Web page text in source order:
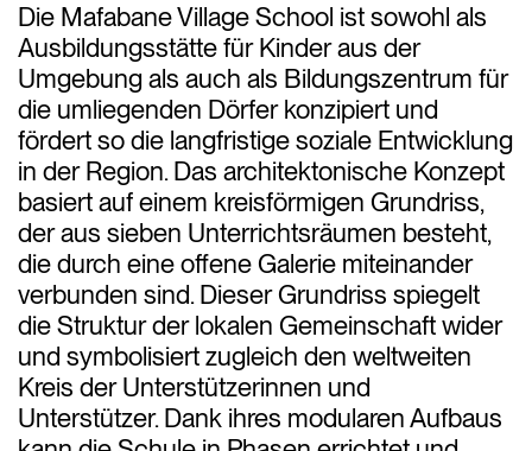
Die Mafabane Village School ist sowohl als
Ausbildungsstätte für Kinder aus der
Umgebung als auch als Bildungszentrum für
die umliegenden Dörfer konzipiert und
fördert so die langfristige soziale Entwicklung
in der Region. Das architektonische Konzept
basiert auf einem kreisförmigen Grundriss,
der aus sieben Unterrichtsräumen besteht,
die durch eine offene Galerie miteinander
verbunden sind. Dieser Grundriss spiegelt
die Struktur der lokalen Gemeinschaft wider
und symbolisiert zugleich den weltweiten
Kreis der Unterstützerinnen und
Unterstützer. Dank ihres modularen Aufbaus